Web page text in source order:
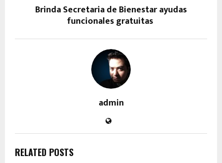
Brinda Secretaria de Bienestar ayudas
funcionales gratuitas
admin
RELATED POSTS